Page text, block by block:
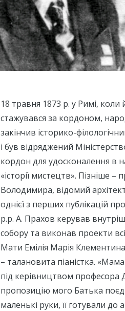
18 травня 1873 р. у Римі,
стажувався за кордоном,
закінчив історико-
і був відряджений
кордон для удосконалення в
«історії мистецтв». Пізніше –
Володимира, відомий
однієї з перших публікацій
р.р. А. Прахов керував
собору та виконав проекти
Мати Емілія Марія
– талановита піаністка.
під керівництвом
пропозицію мого Батька
маленькі руки, її готували до